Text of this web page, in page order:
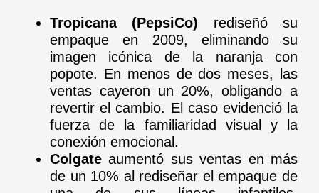
Tropicana (PepsiCo) rediseñó su
empaque en 2009, eliminando su
imagen icónica de la naranja con
popote. En menos de dos meses, las
ventas cayeron un 20%, obligando a
revertir el cambio. El caso evidenció la
fuerza de la familiaridad visual y la
conexión emocional.
Colgateaumentó sus ventas en más
de un 10% al rediseñar el empaque de